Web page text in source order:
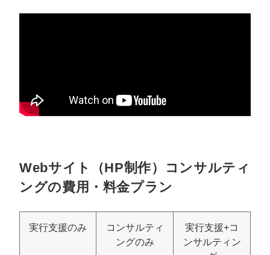
Webサイト（HP制作）コンサルティ
ングの費用・料金プラン
実行支援のみ
コンサルティ
ングのみ
実行支援+コ
ンサルティン